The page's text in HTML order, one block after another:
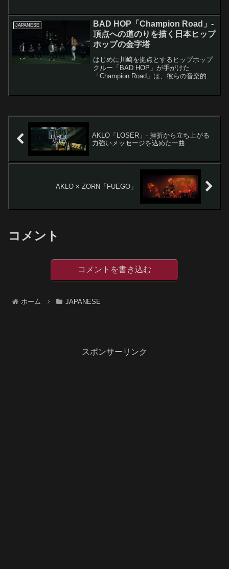
単なる苦労話ではなく、...
JAPANESE
BAD HOP「Champion Road」-
頂点への道のりを描く日本ヒップ
ホップの金字塔
はじめに川崎を拠点とするヒップホップ
クルー「BAD HOP」が手がけた
「Champion Road」は、彼らの音楽的成
AKLO「LOSER」- 挫折から立ち上がる
力強いメッセージを込めた一曲
AKLO × ZORN「FUEGO」
コメント
コメントを書き込む
ホーム JAPANESE
スポンサーリンク